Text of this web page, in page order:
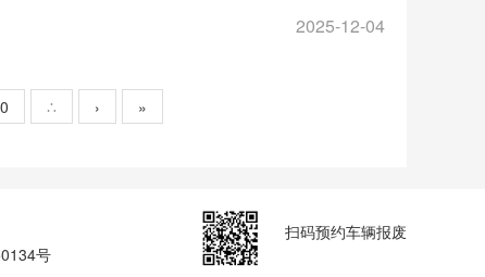
2025-12-04
∴ › »
号
扫码预约车辆报废